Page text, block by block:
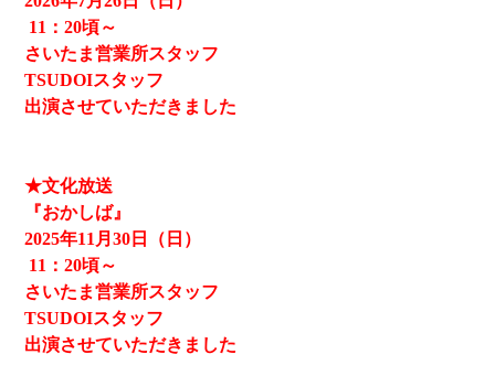
11 ：20頃～
さいたま営業所スタッフ
TSUDOIスタッフ
出演させていただきました
★文化放送
『おかしば』
2025年11月30日（日）
11 ：20頃～
さいたま営業所スタッフ
TSUDOIスタッフ
出演させていただきました